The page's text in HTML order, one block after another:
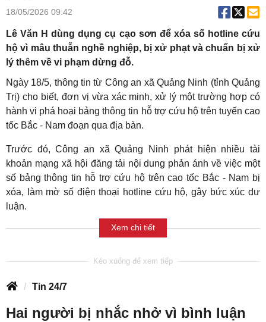
18/05/2026 09:42
Lê Văn H dùng dụng cụ cạo sơn để xóa số hotline cứu
hộ vì mâu thuẫn nghề nghiệp, bị xử phạt và chuẩn bị xử
lý thêm về vi phạm dừng đỗ.
Ngày 18/5, thông tin từ Công an xã Quảng Ninh (tỉnh Quảng
Trị) cho biết, đơn vị vừa xác minh, xử lý một trường hợp có
hành vi phá hoại bảng thông tin hỗ trợ cứu hộ trên tuyến cao
tốc Bắc - Nam đoạn qua địa bàn.
Trước đó, Công an xã Quảng Ninh phát hiện nhiều tài
khoản mạng xã hội đăng tải nội dung phản ánh về việc một
số bảng thông tin hỗ trợ cứu hộ trên cao tốc Bắc - Nam bị
xóa, làm mờ số điện thoại hotline cứu hộ, gây bức xúc dư
luận.
Xem chi tiết
Tin 24/7
Hai người bị nhắc nhở vì bình luận